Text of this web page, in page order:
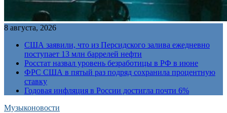
8 августа, 2026
США заявили, что из Персидского залива ежедневно
поступает 13 млн баррелей нефти
Росстат назвал уровень безработицы в РФ в июне
ФРС США в пятый раз подряд сохранила процентную
ставку
Годовая инфляция в России достигла почти 6%
Музыконовости